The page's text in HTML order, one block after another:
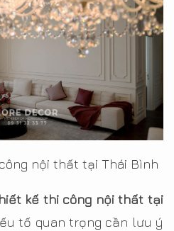
nội thất tại Thái Bình
kế thi công nội thất tại
tố quan trọng cần lưu ý